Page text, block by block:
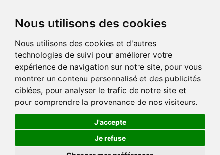
Nous utilisons des cookies
Nous utilisons des cookies et d'autres
technologies de suivi pour améliorer votre
expérience de navigation sur notre site, pour vous
montrer un contenu personnalisé et des publicités
ciblées, pour analyser le trafic de notre site et
pour comprendre la provenance de nos visiteurs.
J'accepte
Je refuse